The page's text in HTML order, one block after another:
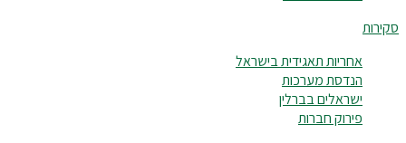
סקירות
אחריות תאגידית בישראל
הנדסת מערכות
ישראלים בברלין
פירוק חברות